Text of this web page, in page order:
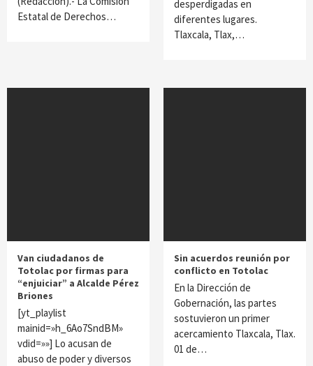
Estatal de Derechos…
desperdigadas en
diferentes lugares.
Tlaxcala, Tlax,…
Van ciudadanos de
Totolac por firmas para
“enjuiciar” a Alcalde Pérez
Briones
[yt_playlist
mainid=»h_6Ao7SndBM»
vdid=»»] Lo acusan de
abuso de poder y diversos
Sin acuerdos reunión por
conflicto en Totolac
En la Dirección de
Gobernación, las partes
sostuvieron un primer
acercamiento Tlaxcala, Tlax.
01 de…